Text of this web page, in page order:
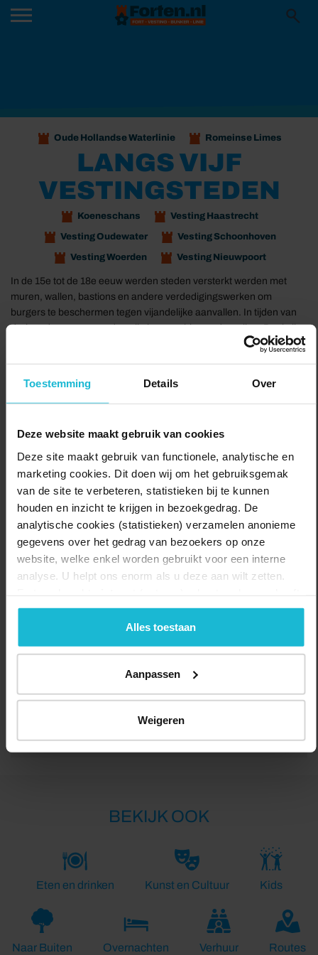
Toestemming Details Over
Deze website maakt gebruik van cookies
Deze site maakt gebruik van functionele, analytische en
marketing cookies. Dit doen wij om het gebruiksgemak
van de site te verbeteren, statistieken bij te kunnen
houden en inzicht te krijgen in bezoekgedrag. De
analytische cookies (statistieken) verzamelen anonieme
gegevens over het gedrag van bezoekers op onze
website, welke enkel worden gebruikt voor een interne
analyse. U helpt ons enorm als u deze aan wilt zetten.
geen commerciële doelstelling. U kunt deze cookies via
de knoppen accepteren, beheren of weigeren.
Alles toestaan
Aanpassen
Weigeren
Oude Hollandse Waterlinie Romeinse Limes
LANGS VIJF
VESTINGSTEDEN
Koeneschans Vesting Haastrecht
Vesting Oudewater Vesting Schoonhoven
Vesting Woerden Vesting Nieuwpoort
In de 15e tot de 18e eeuw werden steden versterkt werden met
muren, wallen, bastions en andere verdedigingswerken om
burgers te beschermen tegen vijandelijke aanvallen. In tijden van
dreigend gevaar woonden alle burgers binnen de wallen. Dankzij
boerderijen binnen de vesting was een stad zelfvoorzienend. Jij
de Koeneschans. Vroeger een belangrijk onderdeel van de Oude
Hollandse Waterlinie. Geniet tijdens je fietstocht van het verre
BEKIJK OOK
Eten en drinken Kunst en Cultuur Kids
Naar Buiten Overnachten Verhuur Routes